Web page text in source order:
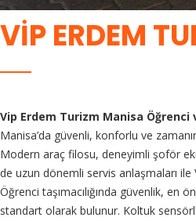
VİP ERDEM
Vip Erdem Turizm Manisa Öğrenci
Manisa’da güvenli, konforlu ve
Modern araç filosu, deneyimli şoför
de uzun dönemli servis anlaşmaları ile
Öğrenci taşımacılığında güvenlik,
standart olarak bulunur. Koltuk